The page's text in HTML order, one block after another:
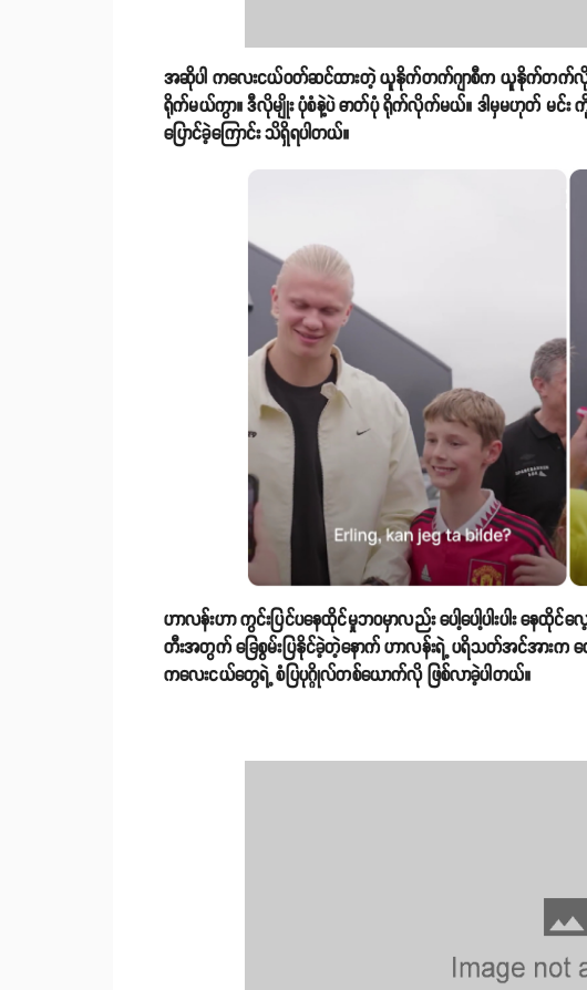
အဆိုပါ ကလေးငယ်ဝတ်ဆင်ထားတဲ့ ယူနိုက်တက်ဂျာစီက ယူနိုက်တက်လို
ရိုက်မယ်ကွာ။ ဒီလိုမျိုး ပုံစံနဲ့ပဲ ဓာတ်ပုံ ရိုက်လိုက်မယ်။ ဒါမှမဟုတ် မင်
ပြောင်ခဲ့ကြောင်း သိရှိရပါတယ်။
ဟာလန်းဟာ ကွင်းပြင်ပနေထိုင်မှုဘဝမှာလည်း ပေါ့ပေါ့ပါးပါး နေထို
တီးအတွက် ခြေစွမ်းပြနိုင်ခဲ့တဲ့နောက် ဟာလန်းရဲ့ ပရိသတ်အင်အားက ‌တော်
ကလေးငယ်တွေရဲ့ စံပြပုဂ္ဂိုလ်တစ်ယောက်လို ဖြစ်လာခဲ့ပါတယ်။